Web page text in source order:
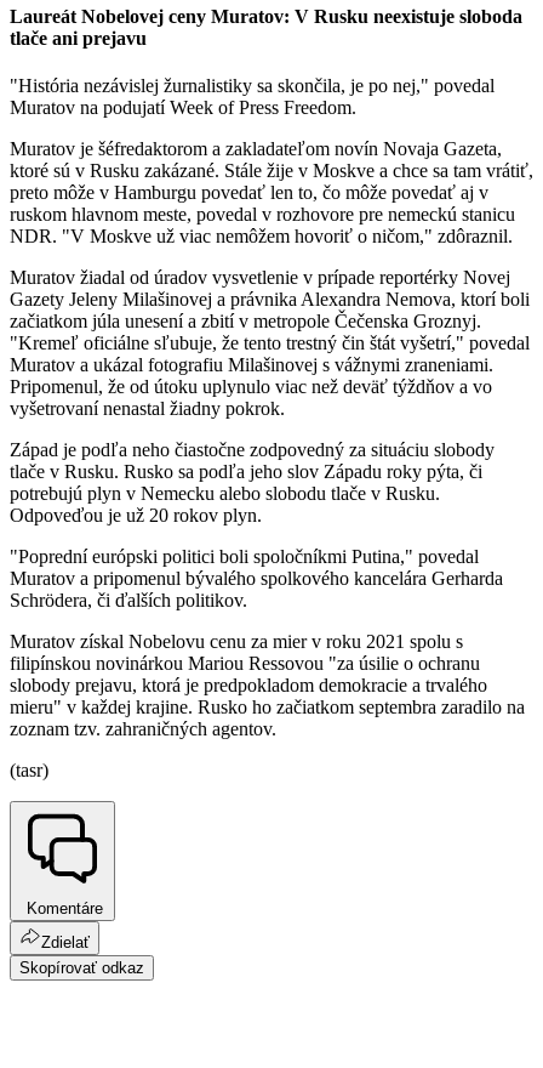
Laureát Nobelovej ceny Muratov: V Rusku neexistuje sloboda
tlače ani prejavu
"História nezávislej žurnalistiky sa skončila, je po nej," povedal
Muratov na podujatí Week of Press Freedom.
Muratov je šéfredaktorom a zakladateľom novín Novaja Gazeta,
ktoré sú v Rusku zakázané. Stále žije v Moskve a chce sa tam vrátiť,
preto môže v Hamburgu povedať len to, čo môže povedať aj v
ruskom hlavnom meste, povedal v rozhovore pre nemeckú stanicu
NDR. "V Moskve už viac nemôžem hovoriť o ničom," zdôraznil.
Muratov žiadal od úradov vysvetlenie v prípade reportérky Novej
Gazety Jeleny Milašinovej a právnika Alexandra Nemova, ktorí boli
začiatkom júla unesení a zbití v metropole Čečenska Groznyj.
"Kremeľ oficiálne sľubuje, že tento trestný čin štát vyšetrí," povedal
Muratov a ukázal fotografiu Milašinovej s vážnymi zraneniami.
Pripomenul, že od útoku uplynulo viac než deväť týždňov a vo
vyšetrovaní nenastal žiadny pokrok.
Západ je podľa neho čiastočne zodpovedný za situáciu slobody
tlače v Rusku. Rusko sa podľa jeho slov Západu roky pýta, či
potrebujú plyn v Nemecku alebo slobodu tlače v Rusku.
Odpoveďou je už 20 rokov plyn.
"Poprední európski politici boli spoločníkmi Putina," povedal
Muratov a pripomenul bývalého spolkového kancelára Gerharda
Schrödera, či ďalších politikov.
Muratov získal Nobelovu cenu za mier v roku 2021 spolu s
filipínskou novinárkou Mariou Ressovou "za úsilie o ochranu
slobody prejavu, ktorá je predpokladom demokracie a trvalého
mieru" v každej krajine. Rusko ho začiatkom septembra zaradilo na
zoznam tzv. zahraničných agentov.
(tasr)
Komentáre
Zdielať
Skopírovať odkaz